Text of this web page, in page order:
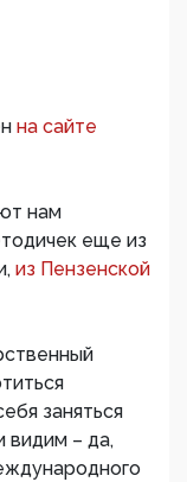
на сайте
нам
еще из
из Пензенской
заняться
видим – да,